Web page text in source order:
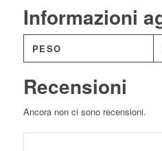
Informazioni
PESO
Recensioni
Ancora non ci sono recensioni.